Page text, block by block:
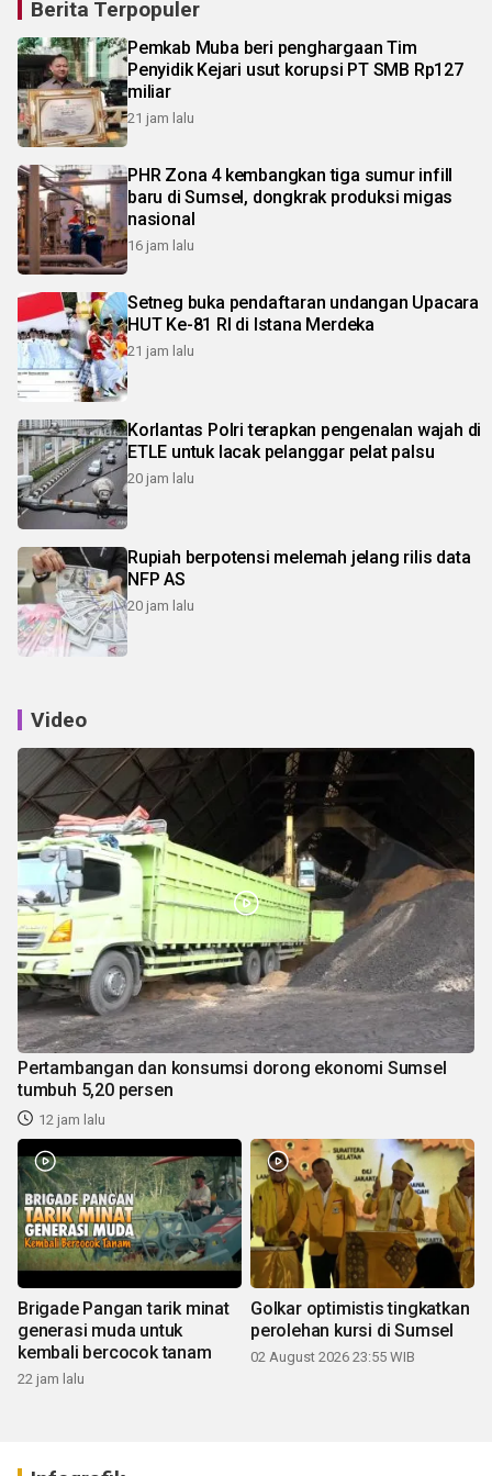
Berita Terpopuler
Pemkab Muba beri penghargaan Tim
Penyidik Kejari usut korupsi PT SMB Rp127
miliar
21 jam lalu
PHR Zona 4 kembangkan tiga sumur infill
baru di Sumsel, dongkrak produksi migas
nasional
16 jam lalu
Setneg buka pendaftaran undangan Upacara
HUT Ke-81 RI di Istana Merdeka
21 jam lalu
Korlantas Polri terapkan pengenalan wajah di
ETLE untuk lacak pelanggar pelat palsu
20 jam lalu
Rupiah berpotensi melemah jelang rilis data
NFP AS
20 jam lalu
Video
Pertambangan dan konsumsi dorong ekonomi Sumsel
tumbuh 5,20 persen
12 jam lalu
Brigade Pangan tarik minat
generasi muda untuk
kembali bercocok tanam
22 jam lalu
Golkar optimistis tingkatkan
perolehan kursi di Sumsel
02 August 2026 23:55 WIB